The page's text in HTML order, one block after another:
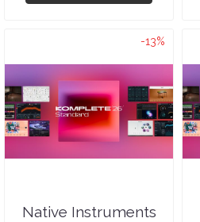
-13%
Native Instruments